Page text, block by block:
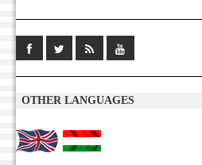
OTHER LANGUAGES